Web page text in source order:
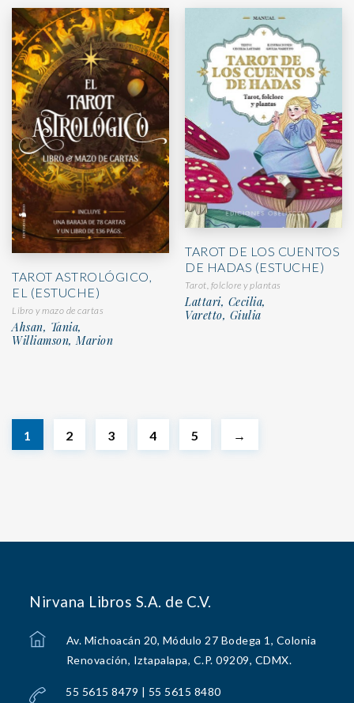
TAROT ASTROLÓGICO,
EL (ESTUCHE)
Libro y mazo de cartas
Ahsan, Tania,
Williamson, Marion
TAROT DE LOS CUENTOS
DE HADAS (ESTUCHE)
Tarot, folclore y plantas
Lattari, Cecilia,
Varetto, Giulia
1 2 3 4 5 →
Nirvana Libros S.A. de C.V.
Av. Michoacán 20, Módulo 27 Bodega 1, Colonia
Renovación, Iztapalapa, C.P. 09209, CDMX.
55 5615 8479 | 55 5615 8480